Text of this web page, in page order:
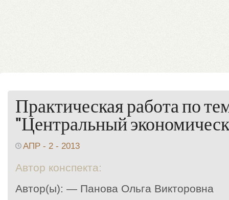
Практическая работа по
"Центральный
АПР - 2 - 2013
Автор конспекта:
Автор(ы): — Панова Ольга Викторовна